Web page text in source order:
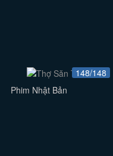
148/148
Phim Nhật Bản